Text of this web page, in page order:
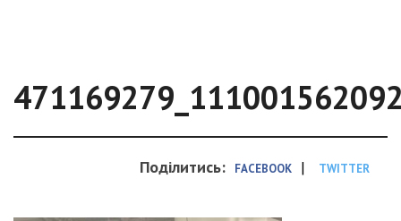
Поділитись: FACEBOOK | TWITTER